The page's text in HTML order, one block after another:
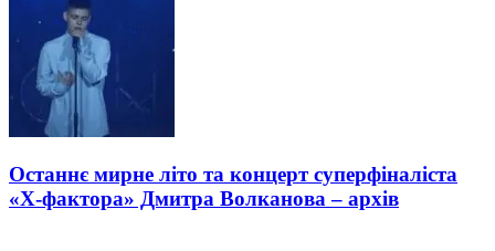
Останнє мирне літо та концерт суперфіналіста
«Х-фактора» Дмитра Волканова – архів